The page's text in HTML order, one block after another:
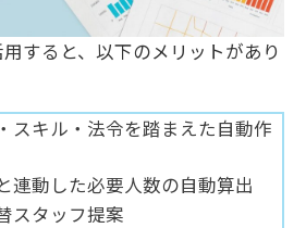
すると、以下のメリットがあり
スキル・法令を踏まえた自動作
連動した必要人数の自動算出
スタッフ提案